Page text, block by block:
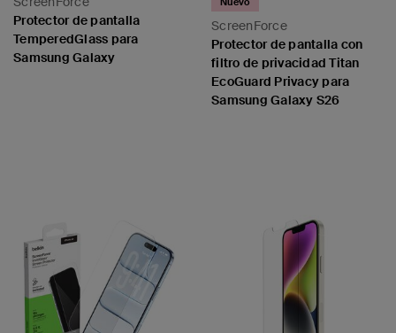
Protector de pantalla
TemperedGlass para
Samsung Galaxy
ScreenForce
Protector de pantalla con
filtro de privacidad Titan
EcoGuard Privacy para
Samsung Galaxy S26